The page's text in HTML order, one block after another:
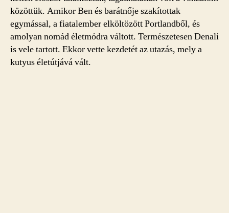
közöttük. Amikor Ben és barátnője szakítottak
egymással, a fiatalember elköltözött Portlandből, és
amolyan nomád életmódra váltott. Természetesen Denali
is vele tartott. Ekkor vette kezdetét az utazás, mely a
kutyus életútjává vált.